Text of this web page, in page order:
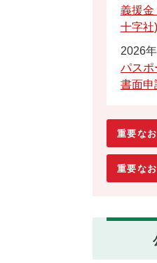
義援金
十字社)
2026
パスポ
書面申
重要な
重要な